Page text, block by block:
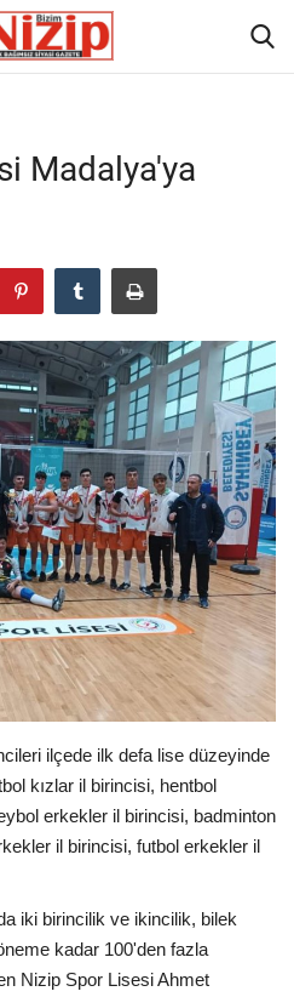
Madalya'ya
ilçede ilk defa lise düzeyinde
kızlar il birincisi, hentbol
erkekler il birincisi, badminton
il birincisi, futbol erkekler il
iki birincilik ve ikincilik, bilek
kadar 100'den fazla
Nizip Spor Lisesi Ahmet